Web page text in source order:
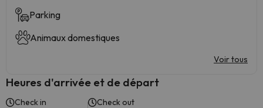
Parking
Animaux domestiques
Voir tous
Heures d'arrivée et de départ
Check in Check out